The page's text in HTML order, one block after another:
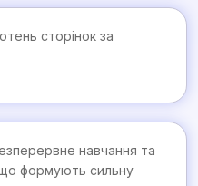
сторінок за
навчання та
що формують сильну